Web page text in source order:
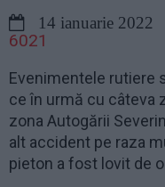
14 ianuarie 2022
6021
Evenimentele rutiere
ce în urmă cu câteva
zona Autogării
alt accident pe raza
pieton a fost lovit de